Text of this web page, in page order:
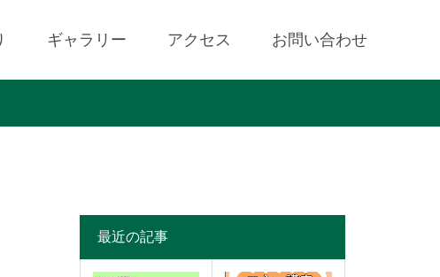
ギャラリー アクセス お問い合わせ
最近の記事